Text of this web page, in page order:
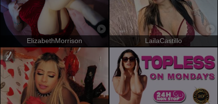
ElizabethMorrison LailaCastillo